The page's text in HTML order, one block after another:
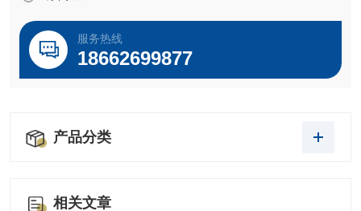
服务热线
18662699877
产品分类
相关文章